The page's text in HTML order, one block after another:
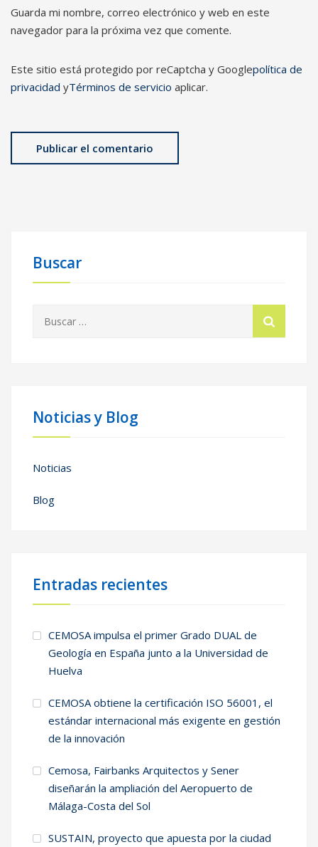
Guarda mi nombre, correo electrónico y web en este
navegador para la próxima vez que comente.
Este sitio está protegido por reCaptcha y Googlepolítica de
privacidad yTérminos de servicio aplicar.
Buscar
Noticias y Blog
Noticias
Blog
Entradas recientes
CEMOSA impulsa el primer Grado DUAL de
Geología en España junto a la Universidad de
Huelva
CEMOSA obtiene la certificación ISO 56001, el
estándar internacional más exigente en gestión
de la innovación
Cemosa, Fairbanks Arquitectos y Sener
diseñarán la ampliación del Aeropuerto de
Málaga-Costa del Sol
SUSTAIN, proyecto que apuesta por la ciudad